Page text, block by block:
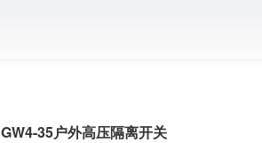
GW4-35户外高压隔离开关